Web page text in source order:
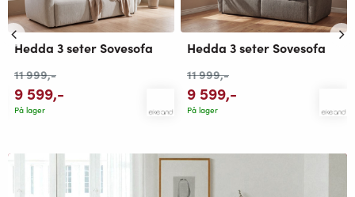
Hedda 3 seter Sovesofa
11 999,-
9 599,-
På lager
Hedda 3 seter Sovesofa
11 999,-
9 599,-
På lager